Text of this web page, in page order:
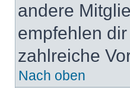
andere
empfehlen
zahlreiche
Nach oben